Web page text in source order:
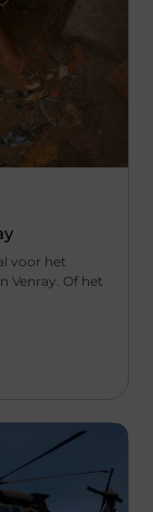
voor het
Venray. Of het